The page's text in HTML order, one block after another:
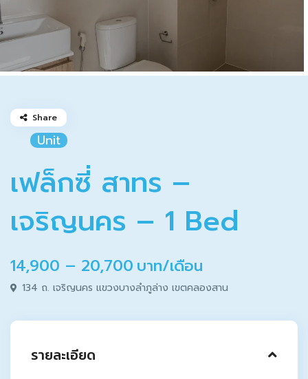
Unit
เฟล็กซี่ สาทร –
เจริญนคร – 1 Bed
14,900 – 20,700 บาท/เดือน
134 ถ. เจริญนคร แขวงบางลำภูล่าง เขตคลองสาน
Share
รายละเอียด